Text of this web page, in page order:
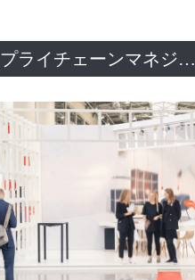
サプライチェーンマネジメント